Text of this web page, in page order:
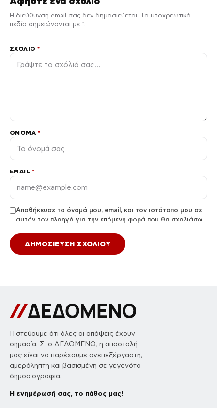
Η διεύθυνση email σας δεν δημοσιεύεται. Τα υποχρεωτικά
πεδία σημειώνονται με *.
ΣΧΌΛΙΟ*
ΌΝΟΜΑ *
EMAIL *
Αποθήκευσε το όνομά μου, email, και τον ιστότοπο μου σε
αυτόν τον πλοηγό για την επόμενη φορά που θα σχολιάσω.
Πιστεύουμε ότι όλες οι απόψεις έχουν
σημασία. Στο ΔΕΔΟΜΕΝΟ, η αποστολή
μας είναι να παρέχουμε ανεπεξέργαστη,
αμερόληπτη και βασισμένη σε γεγονότα
δημοσιογραφία.
Η ενημέρωσή σας, το πάθος μας!